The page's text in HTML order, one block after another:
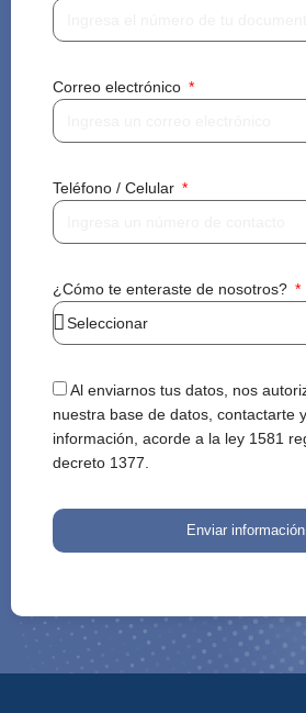
Correo electrónico
Teléfono / Celular
¿Cómo te enteraste de nosotros?
Al enviarnos tus datos, nos
nuestra base de datos, contactarte
información, acorde a la ley 1581
decreto 1377.
Enviar información